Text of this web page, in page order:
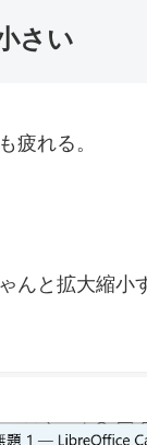
さい
疲れる。
んと拡大縮小